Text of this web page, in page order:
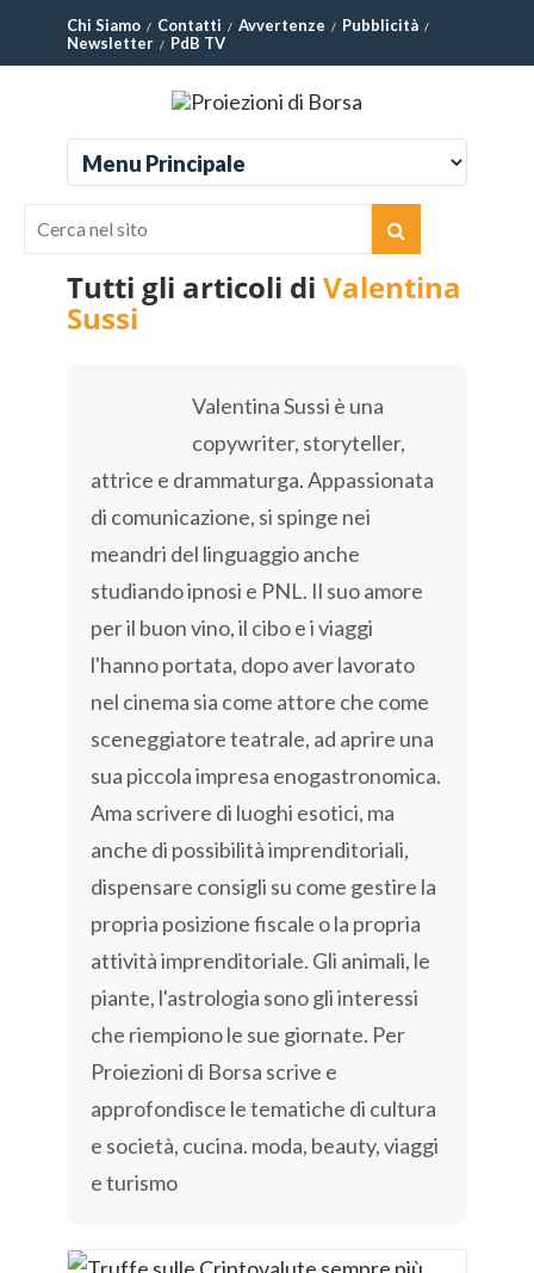
Chi Siamo Contatti Avvertenze
Pubblicità
Newsletter
PdB TV
Tutti gli articoli di Valentina
Sussi
Valentina Sussi è una
copywriter, storyteller,
attrice e drammaturga. Appassionata
di comunicazione, si spinge nei
meandri del linguaggio anche
studiando ipnosi e PNL. Il suo amore
per il buon vino, il cibo e i viaggi
l'hanno portata, dopo aver lavorato
nel cinema sia come attore che come
sceneggiatore teatrale, ad aprire una
sua piccola impresa enogastronomica.
Ama scrivere di luoghi esotici, ma
anche di possibilità imprenditoriali,
dispensare consigli su come gestire la
propria posizione fiscale o la propria
attività imprenditoriale. Gli animali, le
piante, l'astrologia sono gli interessi
che riempiono le sue giornate. Per
Proiezioni di Borsa scrive e
approfondisce le tematiche di cultura
e società, cucina. moda, beauty, viaggi
e turismo